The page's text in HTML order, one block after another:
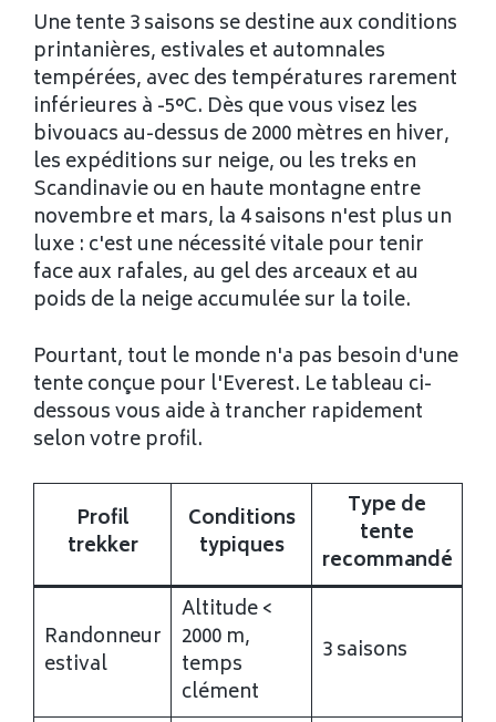
Une tente 3 saisons se destine aux conditions
printanières, estivales et automnales
tempérées, avec des températures rarement
inférieures à -5°C. Dès que vous visez les
bivouacs au-dessus de 2000 mètres en hiver,
les expéditions sur neige, ou les treks en
Scandinavie ou en haute montagne entre
novembre et mars, la 4 saisons n'est plus un
luxe : c'est une nécessité vitale pour tenir
face aux rafales, au gel des arceaux et au
poids de la neige accumulée sur la toile.
Pourtant, tout le monde n'a pas besoin d'une
tente conçue pour l'Everest. Le tableau ci-
dessous vous aide à trancher rapidement
selon votre profil.
Profil
trekker
Conditions
typiques
Type de
tente
recommandé
Randonneur
estival
Altitude <
2000 m,
temps
clément
3 saisons